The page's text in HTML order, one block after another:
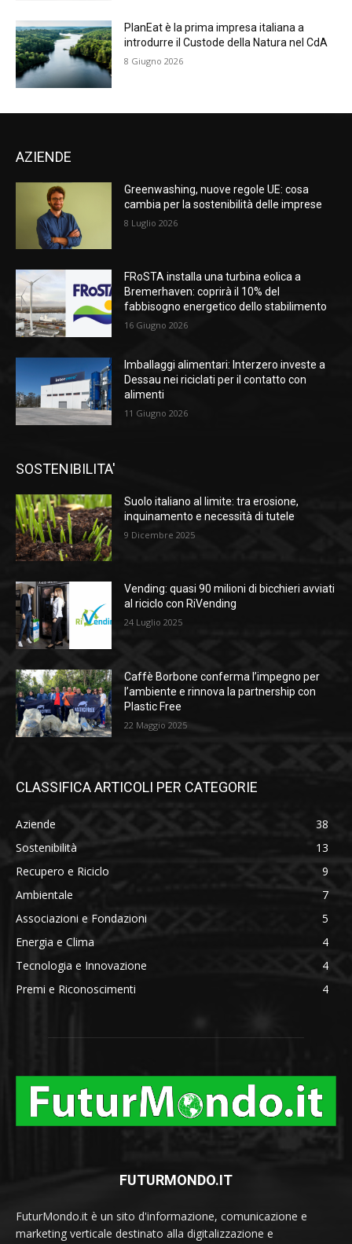
PlanEat è la prima impresa italiana a
introdurre il Custode della Natura nel CdA
8 Giugno 2026
AZIENDE
Greenwashing, nuove regole UE: cosa
cambia per la sostenibilità delle imprese
8 Luglio 2026
FRoSTA installa una turbina eolica a
Bremerhaven: coprirà il 10% del
fabbisogno energetico dello stabilimento
16 Giugno 2026
Imballaggi alimentari: Interzero investe a
Dessau nei riciclati per il contatto con
alimenti
11 Giugno 2026
SOSTENIBILITA'
Suolo italiano al limite: tra erosione,
inquinamento e necessità di tutele
9 Dicembre 2025
Vending: quasi 90 milioni di bicchieri avviati
al riciclo con RiVending
24 Luglio 2025
Caffè Borbone conferma l’impegno per
l’ambiente e rinnova la partnership con
Plastic Free
22 Maggio 2025
CLASSIFICA ARTICOLI PER CATEGORIE
Aziende
38
Sostenibilità
13
Recupero e Riciclo
9
Ambientale
7
Associazioni e Fondazioni
5
Energia e Clima
4
Tecnologia e Innovazione
4
Premi e Riconoscimenti
4
FUTURMONDO.IT
FuturMondo.it è un sito d'informazione, comunicazione e
marketing verticale destinato alla digitalizzazione e